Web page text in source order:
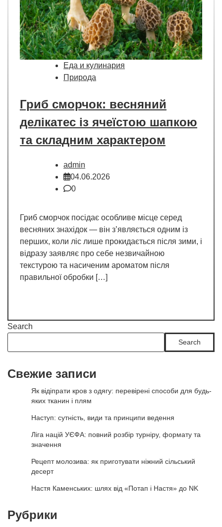
Еда и кулинария
Природа
Гриб сморчок: весняний
делікатес із ячеїстою шапкою
та складним характером
admin
04.06.2026
0
Гриб сморчок посідає особливе місце серед
весняних знахідок — він з’являється одним із
перших, коли ліс лише прокидається після зими, і
відразу заявляє про себе незвичайною
текстурою та насиченим ароматом після
правильної обробки […]
Search
Search
Свежие записи
Як відіпрати кров з одягу: перевірені способи для будь-
яких тканин і плям
Наступ: сутність, види та принципи ведення
Ліга націй УЄФА: повний розбір турніру, формату та
значення
Рецепт молозива: як приготувати ніжний сільський
десерт
Настя Каменських: шлях від «Потап і Настя» до NK
Рубрики